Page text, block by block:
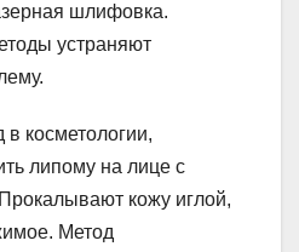
шлифовка.
устраняют
косметологии,
липому на лице с
кожу иглой,
Метод